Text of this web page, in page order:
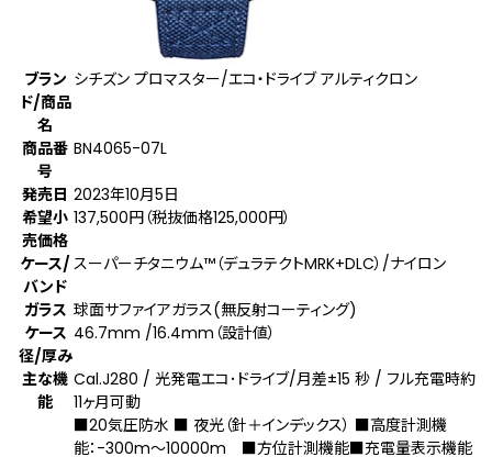
ブラン
ド/商品
名
シチズン プロマスター/エコ・ドライブ アルティクロン
商品番
号
BN4065-07L
発売日 2023年10月5日
希望小
売価格
137,500円（税抜価格125,000円）
ケース/
バンド
スーパーチタニウム™（デュラテクトMRK+DLC）/ナイロン
ガラス 球面サファイアガラス(無反射コーティング)
ケース
径/厚み
46.7mm /16.4mm（設計値）
主な機
能
Cal.J280 / 光発電エコ･ドライブ/月差±15 秒 / フル充電時約
11ヶ月可動
■20気圧防水 ■ 夜光（針＋インデックス） ■高度計測機
能：-300m～10000m ■方位計測機能■充電量表示機能